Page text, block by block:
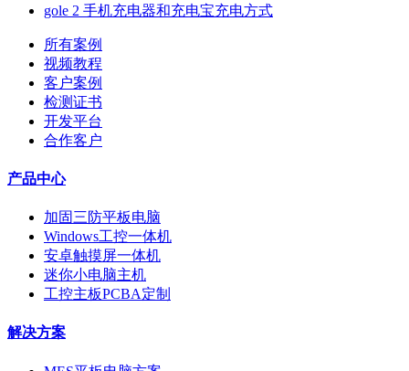
gole 2 手机充电器和充电宝充电方式
所有案例
视频教程
客户案例
检测证书
开发平台
合作客户
产品中心
加固三防平板电脑
Windows工控一体机
安卓触摸屏一体机
迷你小电脑主机
工控主板PCBA定制
解决方案